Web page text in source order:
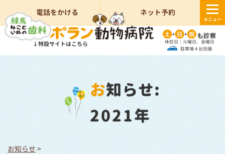
電話をかける ネット予約
↓特設サイトはこちら
休診日：火曜日、金曜日
駐車場４台完備
メニュー
お知らせ:
2021年
お知らせ >